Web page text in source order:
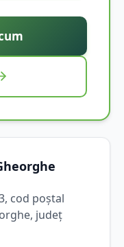
, cod poștal
, județ